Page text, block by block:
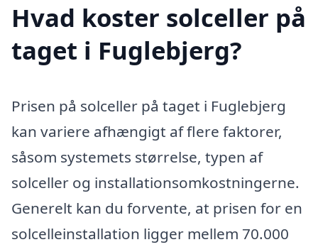
Hvad koster solceller på
taget i Fuglebjerg?
Prisen på solceller på taget i Fuglebjerg
kan variere afhængigt af flere faktorer,
såsom systemets størrelse, typen af
solceller og installationsomkostningerne.
Generelt kan du forvente, at prisen for en
solcelleinstallation ligger mellem 70.000